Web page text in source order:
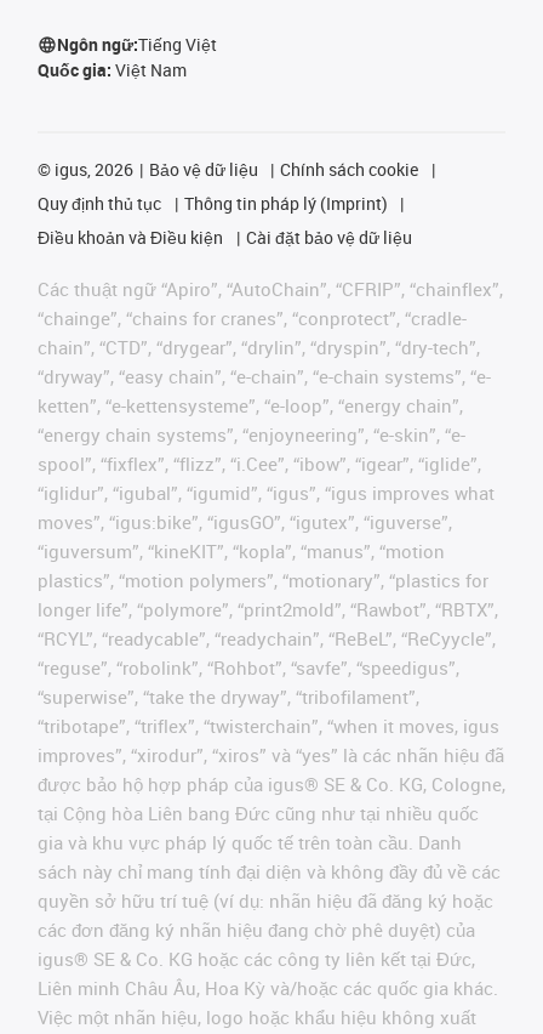
Ngôn ngữ:Tiếng Việt
Quốc gia: Việt Nam
© igus, 2026 Bảo vệ dữ liệu
Chính sách cookie
Quy định thủ tục
Thông tin pháp lý (Imprint)
Điều khoản và Điều kiện
Cài đặt bảo vệ dữ liệu
Các thuật ngữ “Apiro”, “AutoChain”, “CFRIP”, “chainflex”,
“chainge”, “chains for cranes”, “conprotect”, “cradle-
chain”, “CTD”, “drygear”, “drylin”, “dryspin”, “dry-tech”,
“dryway”, “easy chain”, “e-chain”, “e-chain systems”, “e-
ketten”, “e-kettensysteme”, “e-loop”, “energy chain”,
“energy chain systems”, “enjoyneering”, “e-skin”, “e-
spool”, “fixflex”, “flizz”, “i.Cee”, “ibow”, “igear”, “iglide”,
“iglidur”, “igubal”, “igumid”, “igus”, “igus improves what
moves”, “igus:bike”, “igusGO”, “igutex”, “iguverse”,
“iguversum”, “kineKIT”, “kopla”, “manus”, “motion
plastics”, “motion polymers”, “motionary”, “plastics for
longer life”, “polymore”, “print2mold”, “Rawbot”, “RBTX”,
“RCYL”, “readycable”, “readychain”, “ReBeL”, “ReCyycle”,
“reguse”, “robolink”, “Rohbot”, “savfe”, “speedigus”,
“superwise”, “take the dryway”, “tribofilament”,
“tribotape”, “triflex”, “twisterchain”, “when it moves, igus
improves”, “xirodur”, “xiros” và “yes” là các nhãn hiệu đã
được bảo hộ hợp pháp của igus® SE & Co. KG, Cologne,
tại Cộng hòa Liên bang Đức cũng như tại nhiều quốc
gia và khu vực pháp lý quốc tế trên toàn cầu. Danh
sách này chỉ mang tính đại diện và không đầy đủ về các
quyền sở hữu trí tuệ (ví dụ: nhãn hiệu đã đăng ký hoặc
các đơn đăng ký nhãn hiệu đang chờ phê duyệt) của
igus® SE & Co. KG hoặc các công ty liên kết tại Đức,
Liên minh Châu Âu, Hoa Kỳ và/hoặc các quốc gia khác.
Việc một nhãn hiệu, logo hoặc khẩu hiệu không xuất